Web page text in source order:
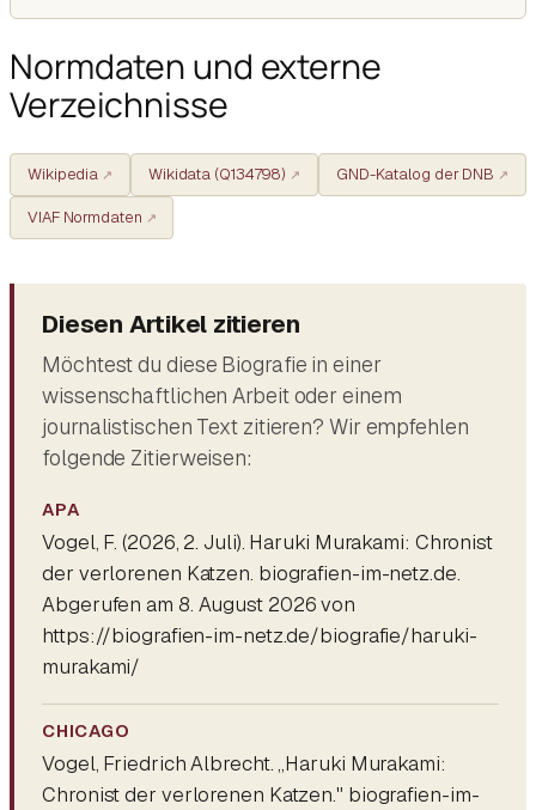
Normdaten und externe
Verzeichnisse
Wikipedia Wikidata (Q134798) GND-Katalog der DNB
VIAF Normdaten
Diesen Artikel zitieren
Möchtest du diese Biografie in einer
wissenschaftlichen Arbeit oder einem
journalistischen Text zitieren? Wir empfehlen
folgende Zitierweisen:
APA
Vogel, F. (2026, 2. Juli). Haruki Murakami: Chronist
der verlorenen Katzen. biografien-im-netz.de.
Abgerufen am 8. August 2026 von
https://biografien-im-netz.de/biografie/haruki-
murakami/
CHICAGO
Vogel, Friedrich Albrecht. „Haruki Murakami:
Chronist der verlorenen Katzen." biografien-im-